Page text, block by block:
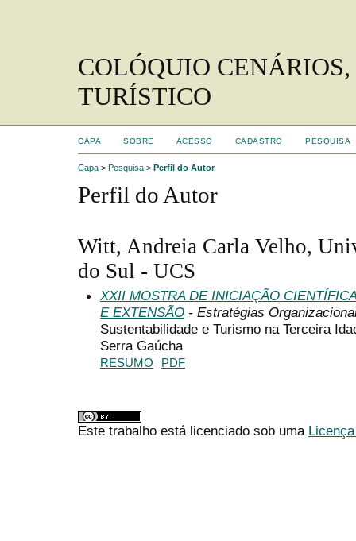
COLÓQUIO
TURÍSTICO
CAPA SOBRE ACESSO CADASTRO PESQUISA
Capa > Pesquisa > Perfil do Autor
Perfil do Autor
Witt, Andreia Carla Velho,
do Sul - UCS
XXII MOSTRA DE INICIAÇÃO
E EXTENSÃO - Estratégias
Sustentabilidade e Turismo na Terceira
Serra Gaúcha
RESUMO PDF
Este trabalho está licenciado sob uma